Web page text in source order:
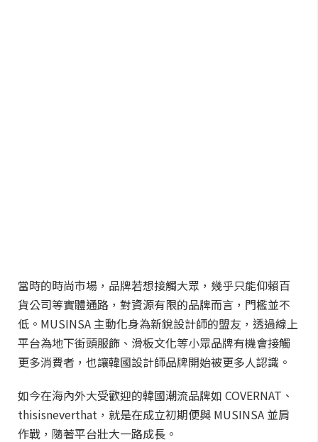
當時的時尚市場，品牌若想接觸大眾，幾乎只能仰賴百
貨公司等實體通路，對資源有限的品牌而言，門檻並不
低。MUSINSA 主動化身為新銳設計師的盟友，透過線上
平台為地下街頭服飾、滑板文化等小眾品牌有機會接觸
更多消費者，也讓韓國設計師品牌開始被更多人認識。
如今在海內外大受歡迎的韓國潮流品牌如 COVERNAT、
thisisneverthat，就是在成立初期便與 MUSINSA 並肩
作戰，隨著平台壯大一路成長。